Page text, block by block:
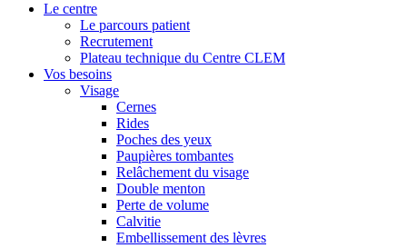
Le centre
Le parcours patient
Recrutement
Plateau technique du Centre CLEM
Vos besoins
Visage
Cernes
Rides
Poches des yeux
Paupières tombantes
Relâchement du visage
Double menton
Perte de volume
Calvitie
Embellissement des lèvres